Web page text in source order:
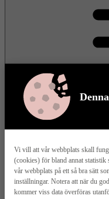
Vi vill att vår webbplats skall
(cookies) för bland annat
vår webbplats på ett så bra sätt
inställningar. Notera att när du
kommer viss data överföras
Våra husmodeller